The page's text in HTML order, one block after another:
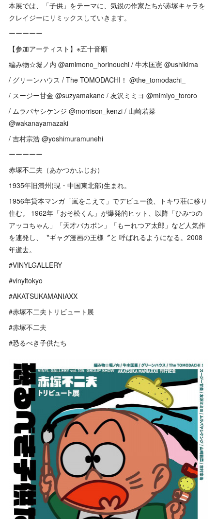
本展では、「子供」をテーマに、気鋭の作家たちが赤塚キャラを
クレイジーにリミックスしていきます。
ーーーーー
【参加アーティスト】※五十音順
編み物☆堀ノ内 @amimono_horinouchi / 牛木匡憲 @ushikima
/ グリーンハウス / The TOMODACHI！ @the_tomodachi_
/ スージー甘金 @suzyamakane / 友沢ミミヨ @mimiyo_tororo
/ ムラバヤシケンジ @morrison_kenzi / 山崎若菜
@wakanayamazaki
/ 吉村宗浩 @yoshimuramunehi
ーーーーー
赤塚不二夫（あかつかふじお）
1935年旧満州(現・中国東北部)生まれ。
1956年貸本マンガ「嵐をこえて」でデビュー後、トキワ荘に移り
住む。 1962年「おそ松くん」が爆発的ヒット、以降「ひみつの
アッコちゃん」「天才バカボン」「もーれつア太郎」など人気作
を連発し、〝ギャグ漫画の王様〞と 呼ばれるようになる。2008
年逝去。
#VINYLGALLERY
#vinyltokyo
#AKATSUKAMANIAXX
#赤塚不二夫トリビュート展
#赤塚不二夫
#恐るべき子供たち